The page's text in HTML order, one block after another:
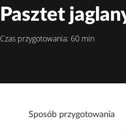
Pasztet
Czas przygotowania: 60 min
Sposób przygotowania